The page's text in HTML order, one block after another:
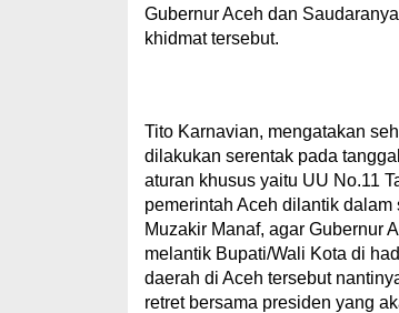
Gubernur Aceh dan
khidmat tersebut.
Tito Karnavian, mengatakan
dilakukan serentak pada
aturan khusus yaitu UU No.11
pemerintah Aceh dilantik
Muzakir Manaf, agar Gubernur
melantik Bupati/Wali Kota di
daerah di Aceh tersebut
retret bersama presiden yang